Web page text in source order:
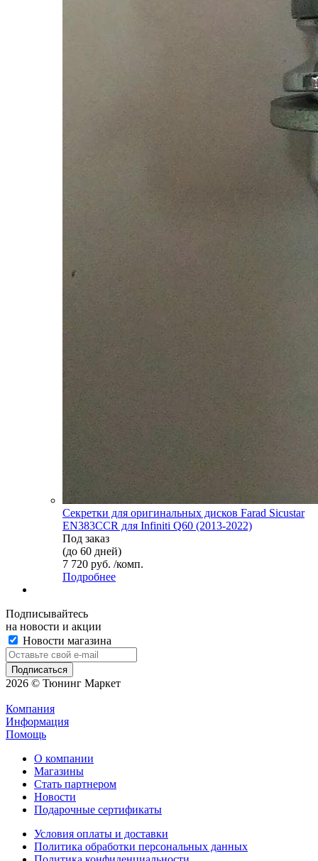
Секретки для оригинальных дисков Farad Sicustar
EN383CCR для Infiniti Q60 (2013-2022)
Под заказ
(до 60 дней)
7 720 руб. /комп.
Подробнее
Подписывайтесь
на новости и акции
Новости магазина
2026 © Тюнинг Маркет
Компания
Информация
Помощь
О компании
Магазины
Стать партнером
Новости
Подарочные сертификаты
Условия оплаты и доставки
Политика обработки персональных данных